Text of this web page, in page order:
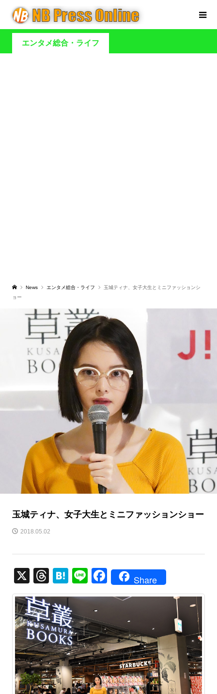
エンタメ総合・ライフ
News エンタメ総合・ライフ
玉城ティナ、女子大生とミニファッションシ
ョー
玉城ティナ、女子大生とミニファッションショー
2018.05.02
X
T
hr
e
a
d
s
H
at
e
n
a
Li
n
e
F
a
e
b
o
o
k
Share